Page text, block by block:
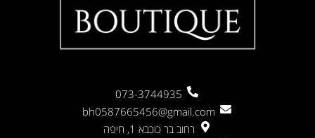
073-3744935
bh0587665456@gmail.com
רחוב בר כוכבא 1, חיפה